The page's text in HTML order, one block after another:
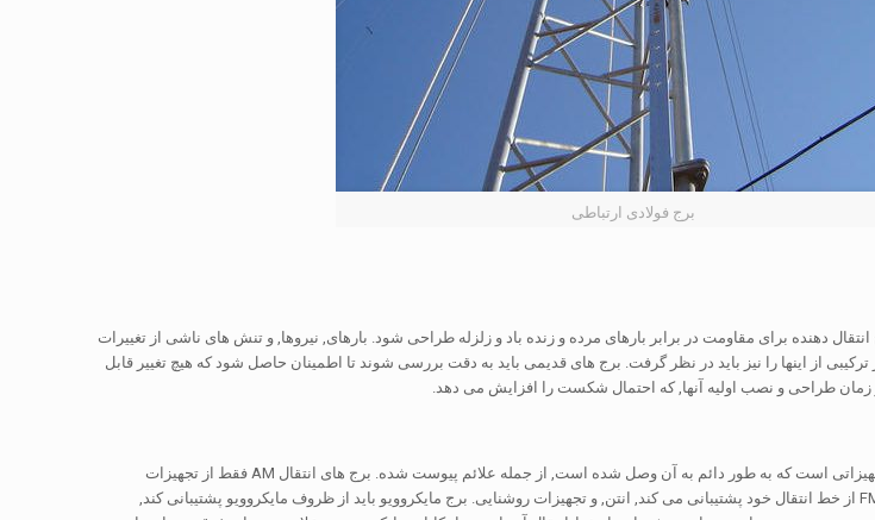
برج فولادی ارتباطی
انتقال دهنده برای مقاومت در برابر بارهای مرده و زنده باد و زلزله طراحی شود. بارهای, نیروها, و تنش های ناشی از تغییرات
از اینها را نیز باید در نظر گرفت. برج های قدیمی باید به دقت بررسی شوند تا اطمینان حاصل شود که هیچ تغییر قابل
زمان طراحی و نصب اولیه آنها, که احتمال شکست را افزایش می دهد.
بارهای مرده شامل وزن اعضای یک برج و هر تجهیزاتی است که به طور دائم به آن وصل شده است, از جمله علائم پیوست شده. برج های انتقال AM فقط از تجهیزات
روشنایی خود پشتیبانی می کنند. برج فرستنده FM از خط انتقال خود پشتیبانی می کند, انتن, و تجهیزات روشنایی. برج مایکروویو باید از ظروف مایکروویو پشتیبانی کند,